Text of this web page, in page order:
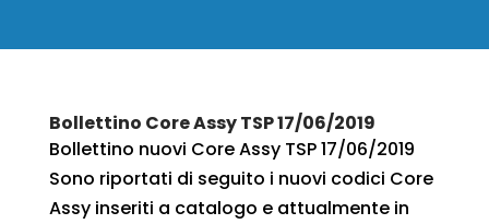
Bollettino Core Assy TSP 17/06/2019
Bollettino nuovi Core Assy TSP 17/06/2019
Sono riportati di seguito i nuovi codici Core
Assy inseriti a catalogo e attualmente in